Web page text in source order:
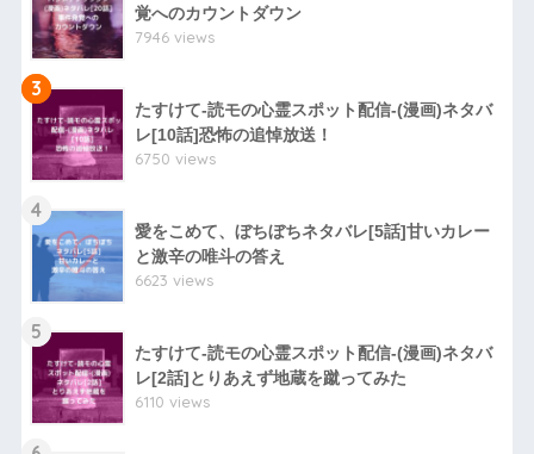
覚へのカウントダウン
7946 views
3
たすけて-読モの心霊スポット配信-(漫画)ネタバ
レ[10話]恐怖の追悼放送！
6750 views
4
愛をこめて、ぼちぼちネタバレ[5話]甘いカレー
と激辛の唯斗の答え
6623 views
5
たすけて-読モの心霊スポット配信-(漫画)ネタバ
レ[2話]とりあえず地蔵を蹴ってみた
6110 views